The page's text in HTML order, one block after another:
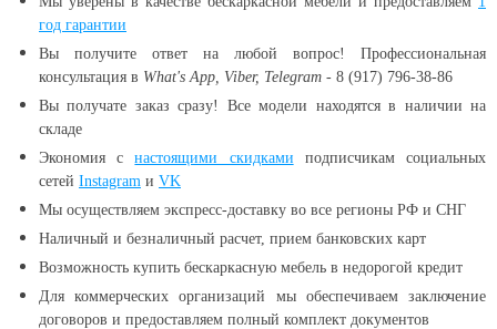
год гарантии
Вы получите ответ на любой вопрос! Профессиональная
консультация в What's App, Viber, Telegram - 8 (917) 796-38-86
Вы получате заказ сразу! Все модели находятся в наличии на
складе
Экономия снастоящими скидками подписчикам социальных
сетей Instagram и VK
Мы осуществляем экспресс-доставку во все регионы РФ и СНГ
Наличный и безналичный расчет, прием банковских карт
Возможность купить бескаркасную мебель в недорогой кредит
Для коммерческих организаций мы обеспечиваем заключение
договоров и предоставляем полный комплект документов